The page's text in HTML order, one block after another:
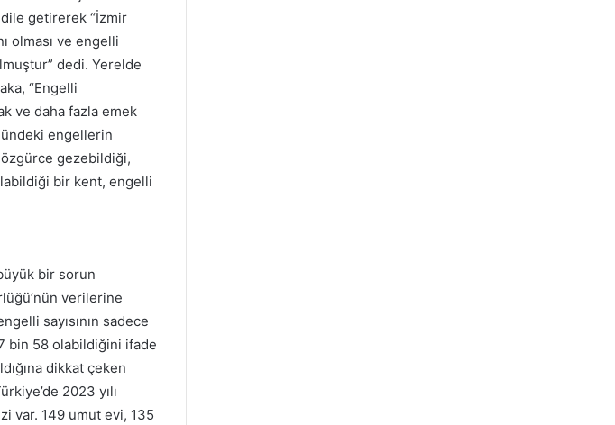
dile getirerek “İzmir
olması ve engelli
dedi. Yerelde
“Engelli
ve daha fazla emek
engellerin
gezebildiği,
bir kent, engelli
bir sorun
verilerine
sayısının sadece
bin 58 olabildiğini ifade
dikkat çeken
2023 yılı
var. 149 umut evi, 135